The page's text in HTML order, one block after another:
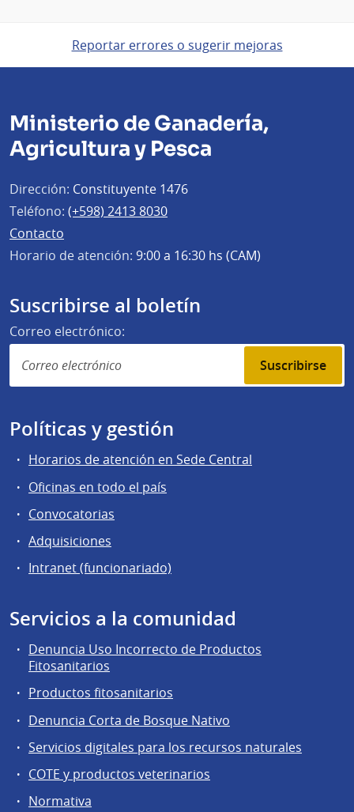
Reportar errores o sugerir mejoras
Ministerio de Ganadería,
Agricultura y Pesca
Dirección: Constituyente 1476
Teléfono: (+598) 2413 8030
Contacto
Horario de atención: 9:00 a 16:30 hs (CAM)
Suscribirse al boletín
Correo electrónico:
Suscribirse
Políticas y gestión
Horarios de atención en Sede Central
Oficinas en todo el país
Convocatorias
Adquisiciones
Intranet (funcionariado)
Servicios a la comunidad
Denuncia Uso Incorrecto de Productos
Fitosanitarios
Productos fitosanitarios
Denuncia Corta de Bosque Nativo
Servicios digitales para los recursos naturales
COTE y productos veterinarios
Normativa